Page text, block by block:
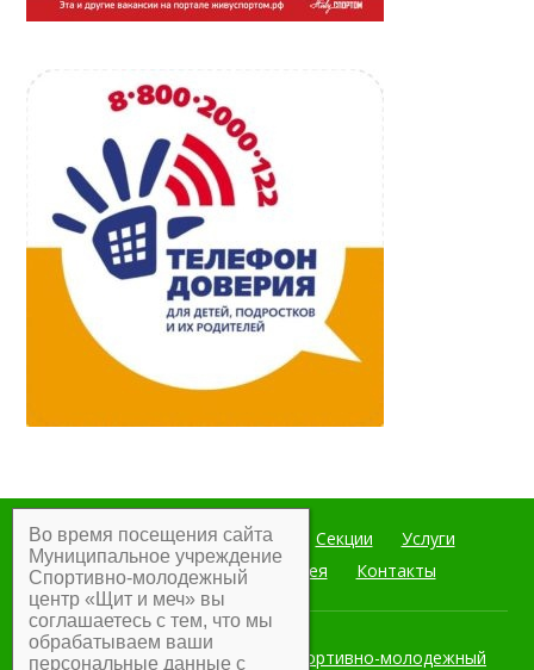
Главная Мероприятия Секции
Услуги
Документы
Фотогалерея Контакты
Муниципальное учреждение Спортивно-молодежный
Во время посещения сайта
Муниципальное учреждение
Спортивно-молодежный
центр «Щит и меч» вы
соглашаетесь с тем, что мы
обрабатываем ваши
персональные данные с